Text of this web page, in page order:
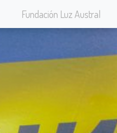
Fundación Luz Austral